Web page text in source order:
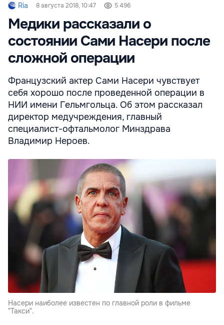
Ria 8 августа 2018, 10:47 5 496
Медики рассказали о
состоянии Сами Насери после
сложной операции
Французский актер Сами Насери чувствует
себя хорошо после проведенной операции в
НИИ имени Гельмгольца. Об этом рассказал
директор медучреждения, главный
специалист-офтальмолог Минздрава
Владимир Нероев.
Насери наиболее известен по главной роли в фильме
"Такси".